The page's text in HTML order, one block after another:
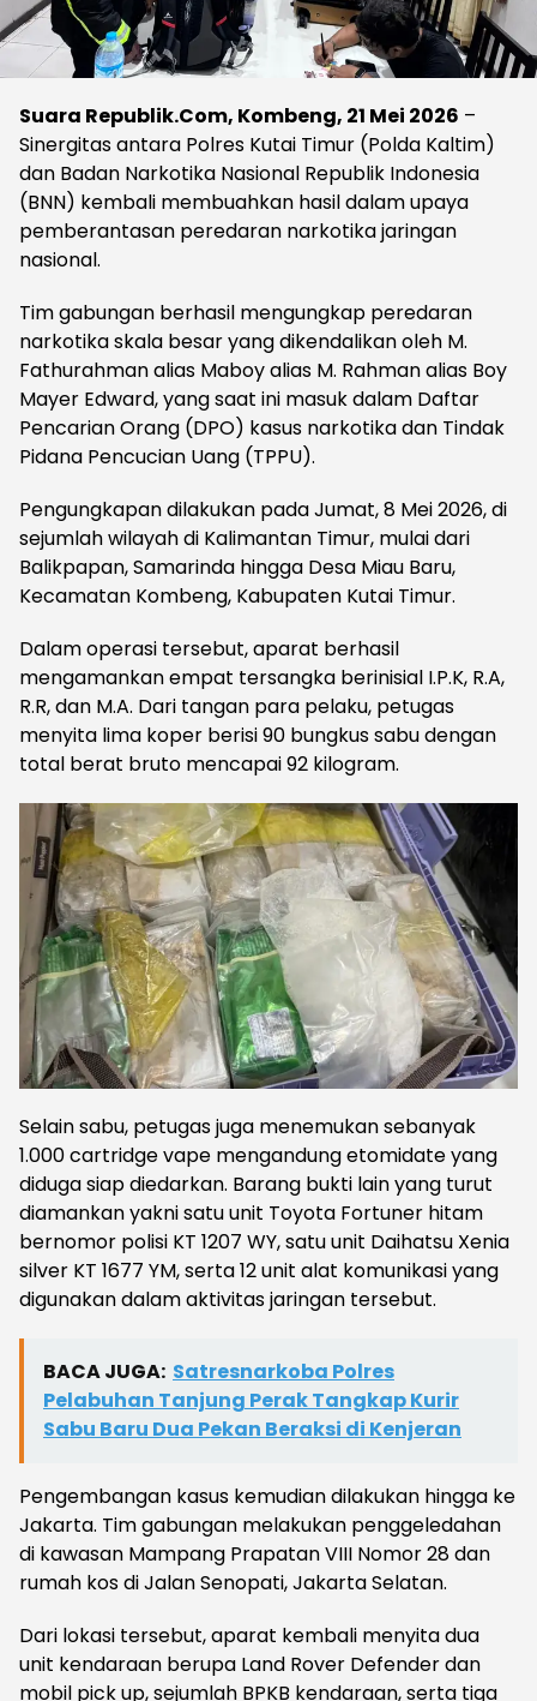
Suara Republik.Com, Kombeng, 21 Mei 2026 –
Sinergitas antara Polres Kutai Timur (Polda Kaltim)
dan Badan Narkotika Nasional Republik Indonesia
(BNN) kembali membuahkan hasil dalam upaya
pemberantasan peredaran narkotika jaringan
nasional.
Tim gabungan berhasil mengungkap peredaran
narkotika skala besar yang dikendalikan oleh M.
Fathurahman alias Maboy alias M. Rahman alias Boy
Mayer Edward, yang saat ini masuk dalam Daftar
Pencarian Orang (DPO) kasus narkotika dan Tindak
Pidana Pencucian Uang (TPPU).
Pengungkapan dilakukan pada Jumat, 8 Mei 2026, di
sejumlah wilayah di Kalimantan Timur, mulai dari
Balikpapan, Samarinda hingga Desa Miau Baru,
Kecamatan Kombeng, Kabupaten Kutai Timur.
Dalam operasi tersebut, aparat berhasil
mengamankan empat tersangka berinisial I.P.K, R.A,
R.R, dan M.A. Dari tangan para pelaku, petugas
menyita lima koper berisi 90 bungkus sabu dengan
total berat bruto mencapai 92 kilogram.
Selain sabu, petugas juga menemukan sebanyak
1.000 cartridge vape mengandung etomidate yang
diduga siap diedarkan. Barang bukti lain yang turut
diamankan yakni satu unit Toyota Fortuner hitam
bernomor polisi KT 1207 WY, satu unit Daihatsu Xenia
silver KT 1677 YM, serta 12 unit alat komunikasi yang
digunakan dalam aktivitas jaringan tersebut.
BACA JUGA: Satresnarkoba Polres
Pelabuhan Tanjung Perak Tangkap Kurir
Sabu Baru Dua Pekan Beraksi di Kenjeran
Pengembangan kasus kemudian dilakukan hingga ke
Jakarta. Tim gabungan melakukan penggeledahan
di kawasan Mampang Prapatan VIII Nomor 28 dan
rumah kos di Jalan Senopati, Jakarta Selatan.
Dari lokasi tersebut, aparat kembali menyita dua
unit kendaraan berupa Land Rover Defender dan
mobil pick up, sejumlah BPKB kendaraan, serta tiga